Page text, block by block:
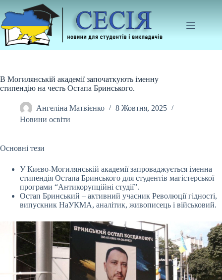
до
вмісту
В Могилянській академії започаткують іменну
стипендію на честь Остапа Бринського.
Ангеліна Матвієнко
8 Жовтня, 2025
Новини освіти
Основні тези
У Києво-Могилянській академії запроваджується іменна
стипендія Остапа Бринського для студентів магістерської
програми “Антикорупційні студії”.
Остап Бринський – активний учасник Революції гідності,
випускник НаУКМА, аналітик, живописець і військовий.